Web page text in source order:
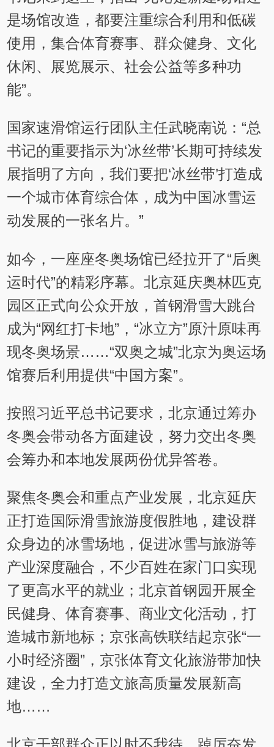
是场馆改造，都要注重综合利用和低碳
使用，集合体育赛事、群众健身、文化
休闲、展览展示、社会公益等多种功
能”。
国家速滑馆运行团队主任武晓南说：“总
书记的重要指示为‘冰丝带’长期可持续发
展指明了方向，我们要把‘冰丝带’打造成
一个城市体育综合体，成为中国冰雪运
动发展的一张名片。”
如今，一座座冬奥场馆已经拉开了“后奥
运时代”的精彩序幕。北京延庆奥林匹克
园区正式向公众开放，首钢滑雪大跳台
成为“网红打卡地”，“冰立方”原汁原味再
现冬奥场景……“双奥之城”北京为奥运场
馆赛后利用提供“中国方案”。
按照习近平总书记要求，北京通过筹办
冬奥会带动各方面建设，努力交出冬奥
会筹办和本地发展两份优异答卷。
聚焦冬奥会和重点产业发展，北京延庆
正打造国际滑雪旅游度假胜地，建设群
众身边的冰雪场地，促进冰雪与旅游等
产业深度融合，不少百姓在家门口实现
了更高水平的就业；北京首钢园开展全
民健身、体育赛事、商业文化活动，打
造城市新地标；京张高铁联结起京张“一
小时经济圈”，京张体育文化旅游带加快
建设，全力打造文旅高质量发展新高
地……